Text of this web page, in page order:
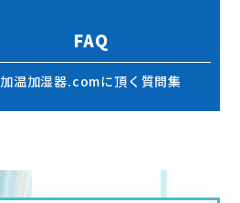
FAQ
加温加湿器.comに頂く 質問集